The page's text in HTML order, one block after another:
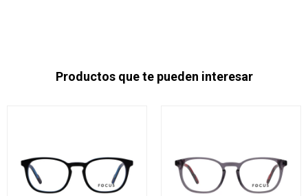
Productos que te pueden interesar